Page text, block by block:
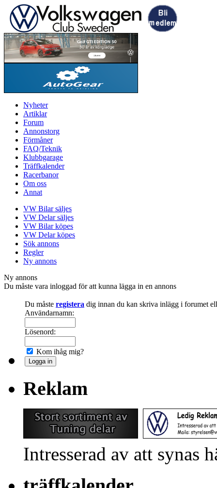
Nyheter
Artiklar
Forum
Annonstorg
Förmåner
FAQ/Teknik
Klubbgarage
Träffkalender
Racerbanor
Om oss
Annat
VW Bilar säljes
VW Delar säljes
VW Bilar köpes
VW Delar köpes
Sök annons
Regler
Ny annons
Ny annons
Du måste vara inloggad för att kunna lägga in en annons
Du måste registera dig innan du kan skriva inlägg i forumet
Användarnamn:
Lösenord:
Kom ihåg mig?
Reklam
Intresserad av att synas